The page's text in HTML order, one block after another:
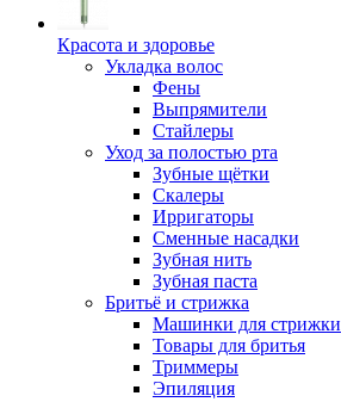
Красота и здоровье
Укладка волос
Фены
Выпрямители
Стайлеры
Уход за полостью рта
Зубные щётки
Скалеры
Ирригаторы
Сменные насадки
Зубная нить
Зубная паста
Бритьё и стрижка
Машинки для стрижки
Товары для бритья
Триммеры
Эпиляция